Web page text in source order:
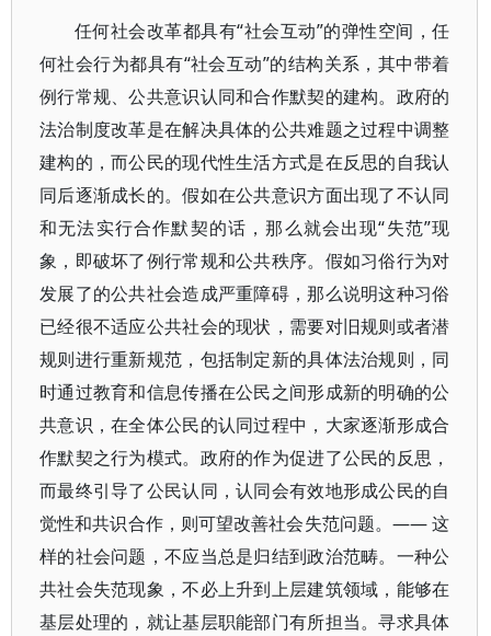
任何社会改革都具有“社会互动”的弹性空间，任
何社会行为都具有“社会互动”的结构关系，其中带着
例行常规、公共意识认同和合作默契的建构。政府的
法治制度改革是在解决具体的公共难题之过程中调整
建构的，而公民的现代性生活方式是在反思的自我认
同后逐渐成长的。假如在公共意识方面出现了不认同
和无法实行合作默契的话，那么就会出现“失范”现
象，即破坏了例行常规和公共秩序。假如习俗行为对
发展了的公共社会造成严重障碍，那么说明这种习俗
已经很不适应公共社会的现状，需要对旧规则或者潜
规则进行重新规范，包括制定新的具体法治规则，同
时通过教育和信息传播在公民之间形成新的明确的公
共意识，在全体公民的认同过程中，大家逐渐形成合
作默契之行为模式。政府的作为促进了公民的反思，
而最终引导了公民认同，认同会有效地形成公民的自
觉性和共识合作，则可望改善社会失范问题。—— 这
样的社会问题，不应当总是归结到政治范畴。一种公
共社会失范现象，不必上升到上层建筑领域，能够在
基层处理的，就让基层职能部门有所担当。寻求具体